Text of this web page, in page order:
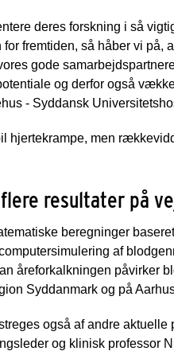
deres forskning i så
fremtiden, så håber vi på,
gode
og derfor også
- Syddansk
hjertekrampe, men
resultater på
beregninger
af
åreforkalkningen påvirker
Syddanmark og på
også af andre aktuelle
og klinisk professor